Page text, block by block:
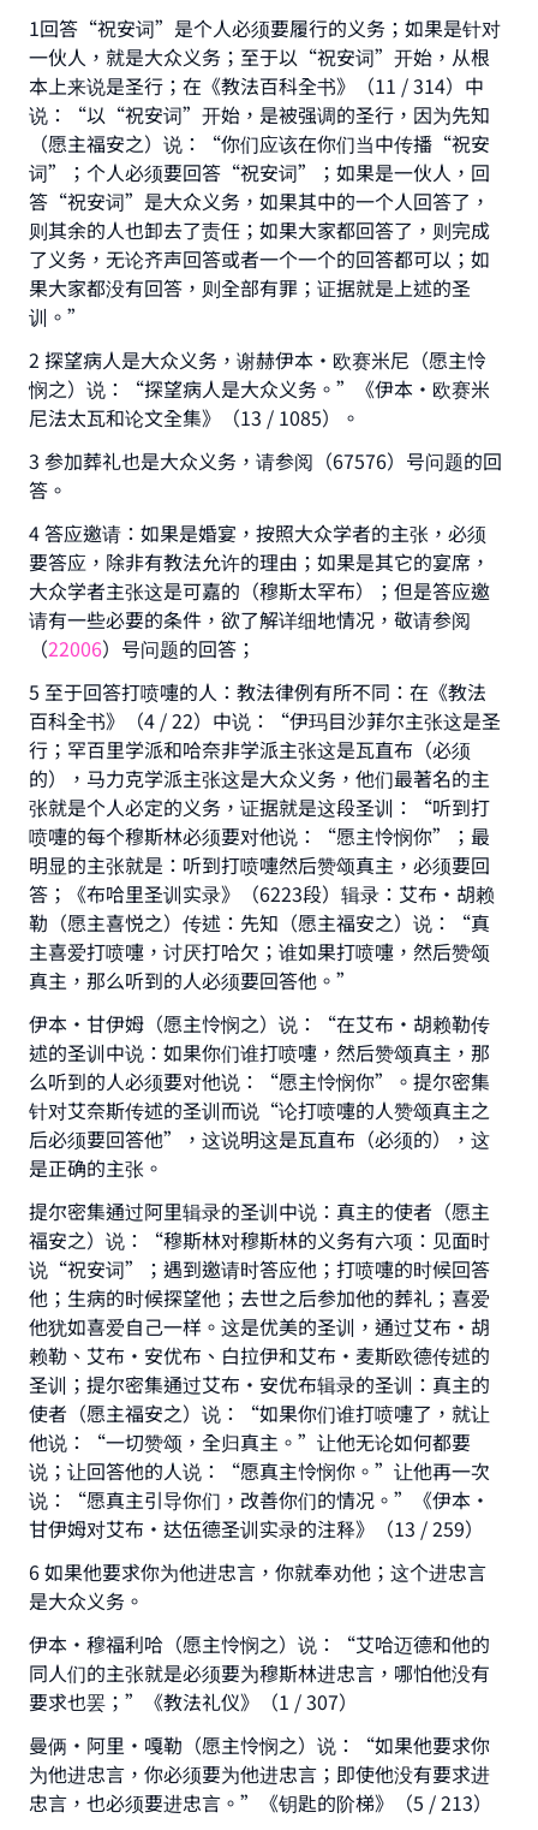
1回答“祝安词”是个人必须要履行的义务；如果是针对
一伙人，就是大众义务；至于以“祝安词”开始，从根
本上来说是圣行；在《教法百科全书》（11 / 314）中
说：“以“祝安词”开始，是被强调的圣行，因为先知
（愿主福安之）说：“你们应该在你们当中传播“祝安
词”；个人必须要回答“祝安词”；如果是一伙人，回
答“祝安词”是大众义务，如果其中的一个人回答了，
则其余的人也卸去了责任；如果大家都回答了，则完成
了义务，无论齐声回答或者一个一个的回答都可以；如
果大家都没有回答，则全部有罪；证据就是上述的圣
训。”
2 探望病人是大众义务，谢赫伊本·欧赛米尼（愿主怜
悯之）说：“探望病人是大众义务。”《伊本·欧赛米
尼法太瓦和论文全集》（13 / 1085）。
3 参加葬礼也是大众义务，请参阅（67576）号问题的回
答。
4 答应邀请：如果是婚宴，按照大众学者的主张，必须
要答应，除非有教法允许的理由；如果是其它的宴席，
大众学者主张这是可嘉的（穆斯太罕布）；但是答应邀
请有一些必要的条件，欲了解详细地情况，敬请参阅
（22006）号问题的回答；
5 至于回答打喷嚏的人：教法律例有所不同：在《教法
百科全书》（4 / 22）中说：“伊玛目沙菲尔主张这是圣
行；罕百里学派和哈奈非学派主张这是瓦直布（必须
的），马力克学派主张这是大众义务，他们最著名的主
张就是个人必定的义务，证据就是这段圣训：“听到打
喷嚏的每个穆斯林必须要对他说：“愿主怜悯你”；最
明显的主张就是：听到打喷嚏然后赞颂真主，必须要回
答；《布哈里圣训实录》（6223段）辑录：艾布·胡赖
勒（愿主喜悦之）传述：先知（愿主福安之）说：“真
主喜爱打喷嚏，讨厌打哈欠；谁如果打喷嚏，然后赞颂
真主，那么听到的人必须要回答他。”
伊本·甘伊姆（愿主怜悯之）说：“在艾布·胡赖勒传
述的圣训中说：如果你们谁打喷嚏，然后赞颂真主，那
么听到的人必须要对他说：“愿主怜悯你”。提尔密集
针对艾奈斯传述的圣训而说“论打喷嚏的人赞颂真主之
后必须要回答他”，这说明这是瓦直布（必须的），这
是正确的主张。
提尔密集通过阿里辑录的圣训中说：真主的使者（愿主
福安之）说：“穆斯林对穆斯林的义务有六项：见面时
说“祝安词”；遇到邀请时答应他；打喷嚏的时候回答
他；生病的时候探望他；去世之后参加他的葬礼；喜爱
他犹如喜爱自己一样。这是优美的圣训，通过艾布·胡
赖勒、艾布·安优布、白拉伊和艾布·麦斯欧德传述的
圣训；提尔密集通过艾布·安优布辑录的圣训：真主的
使者（愿主福安之）说：“如果你们谁打喷嚏了，就让
他说：“一切赞颂，全归真主。”让他无论如何都要
说；让回答他的人说：“愿真主怜悯你。”让他再一次
说：“愿真主引导你们，改善你们的情况。”《伊本·
甘伊姆对艾布·达伍德圣训实录的注释》（13 / 259）
6 如果他要求你为他进忠言，你就奉劝他；这个进忠言
是大众义务。
伊本·穆福利哈（愿主怜悯之）说：“艾哈迈德和他的
同人们的主张就是必须要为穆斯林进忠言，哪怕他没有
要求也罢；”《教法礼仪》（1 / 307）
曼俩·阿里·嘎勒（愿主怜悯之）说：“如果他要求你
为他进忠言，你必须要为他进忠言；即使他没有要求进
忠言，也必须要进忠言。”《钥匙的阶梯》（5 / 213）
Make an impact on millions of lives
with your contribution today
Your support is crucial for our mission.
The Prophet (ﷺ) said:
"A person who leads others to doing what is
good will earn the same reward as those who
do it."
(MUSLIM, 1893)
Support IslamQA